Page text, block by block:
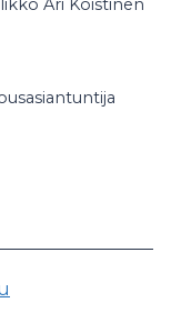
Ari Koistinen